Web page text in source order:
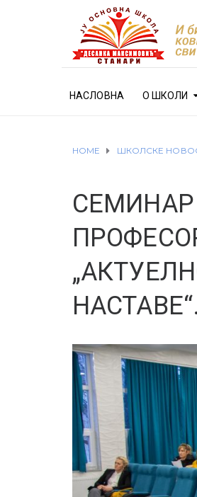
НАСЛОВНА О ШКОЛИ
HOME ШКОЛСКЕ
СЕМИНАР
НАСТАВЕ“.